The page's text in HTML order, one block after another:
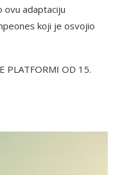
ovu adaptaciju
koji je osvojio
PLATFORMI OD 15.